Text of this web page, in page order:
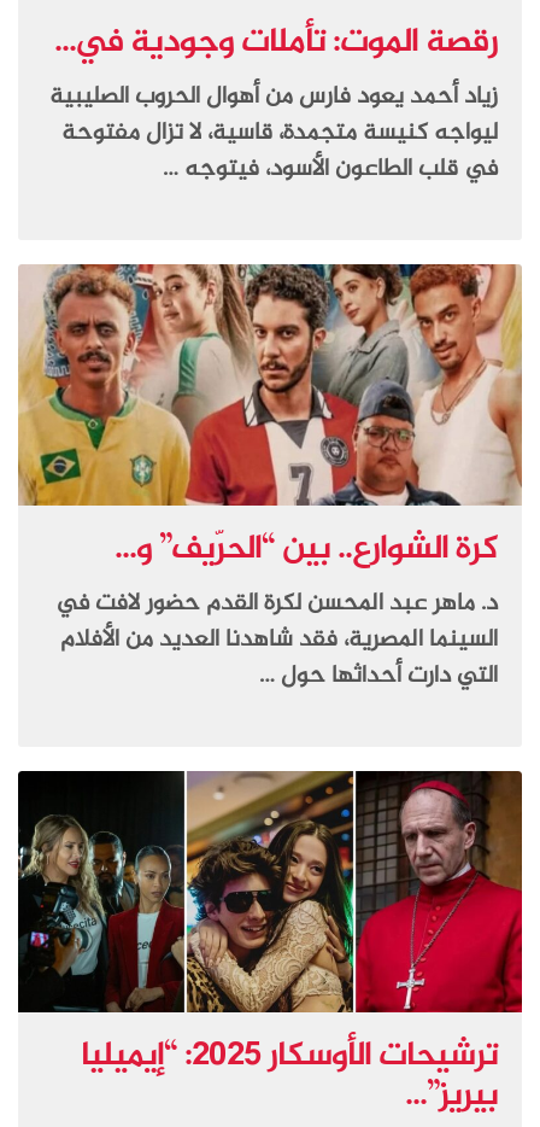
رقصة الموت: تأملات وجودية في...
زياد أحمد يعود فارس من أهوال الحروب الصليبية
ليواجه كنيسة متجمدة، قاسية، لا تزال مفتوحة
في قلب الطاعون الأسود، فيتوجه …
كرة الشوارع.. بين “الحرّيف” و...
د. ماهر عبد المحسن لكرة القدم حضور لافت في
السينما المصرية، فقد شاهدنا العديد من الأفلام
التي دارت أحداثها حول …
ترشيحات الأوسكار 2025: “إيميليا
بيريز”...